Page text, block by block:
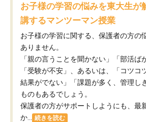
お子様の学習の悩みを東大生が
講するマンツーマン授業
お子様の学習に関する、保護者の方の
ありません。
「親の言うことを聞かない」「部活ば
「受験が不安」、あるいは、「コツコ
結果がでない」「課題が多く、管理し
ものもあるでしょう。
保護者の方がサポートしようにも、最
か...
続きを読む